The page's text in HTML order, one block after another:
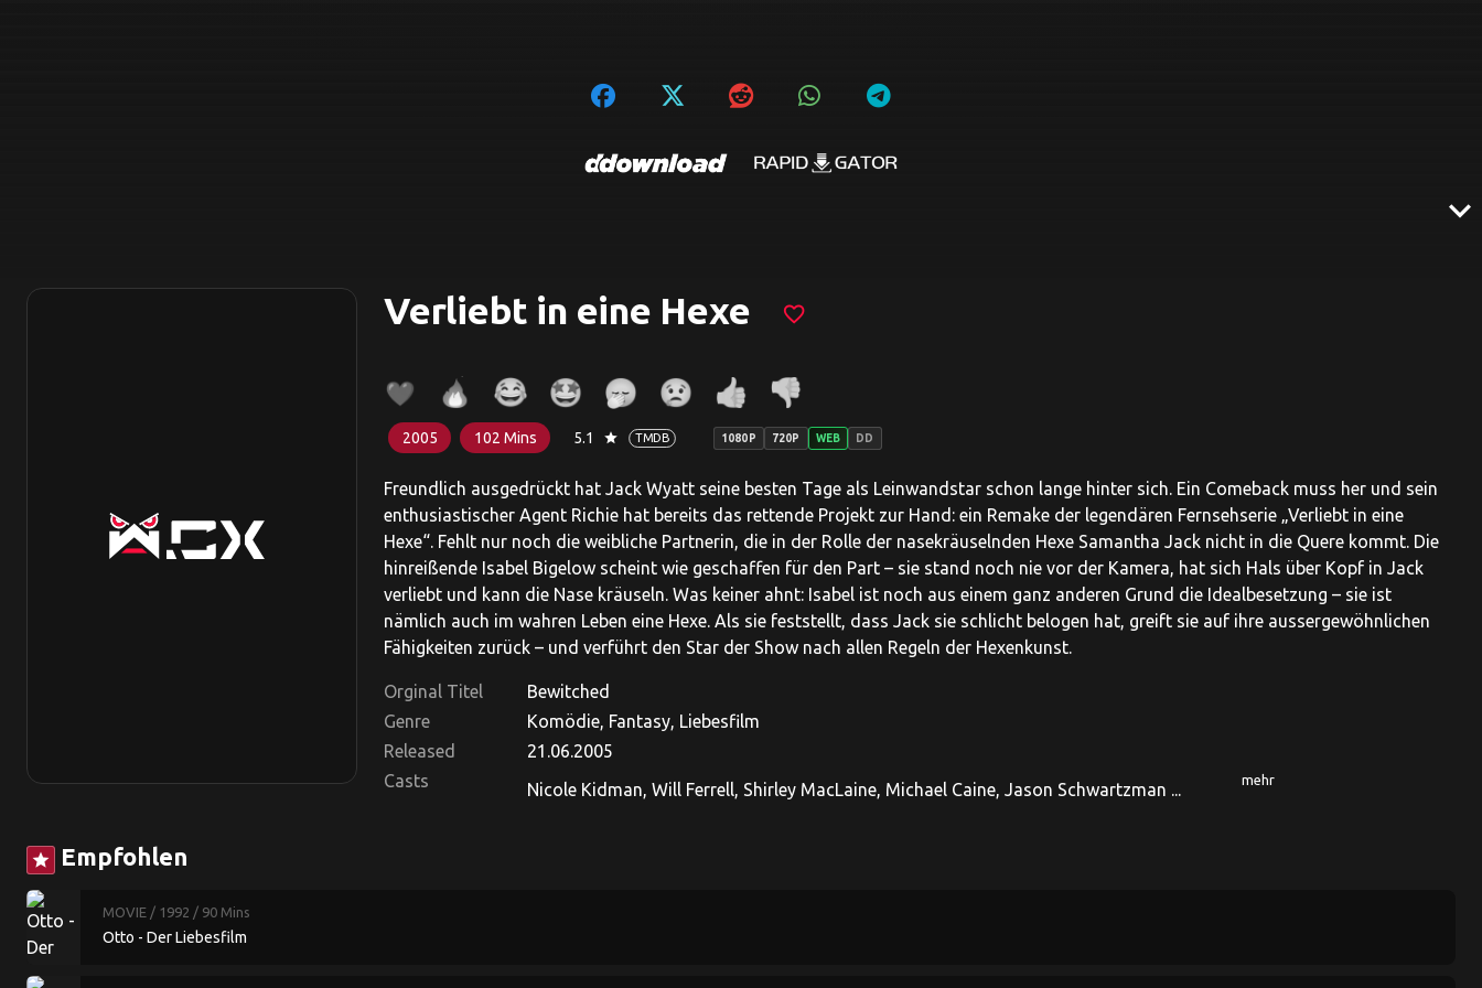
expand_more
Verliebt in eine Hexe favorite_border
2005 102 Mins 5.1 star TMDB 1080P 720P WEB DD
Freundlich ausgedrückt hat Jack Wyatt seine besten Tage als Leinwandstar schon lange hinter sich. Ein Comeback muss her und sein
enthusiastischer Agent Richie hat bereits das rettende Projekt zur Hand: ein Remake der legendären Fernsehserie „Verliebt in eine
Hexe“. Fehlt nur noch die weibliche Partnerin, die in der Rolle der nasekräuselnden Hexe Samantha Jack nicht in die Quere kommt. Die
hinreißende Isabel Bigelow scheint wie geschaffen für den Part – sie stand noch nie vor der Kamera, hat sich Hals über Kopf in Jack
verliebt und kann die Nase kräuseln. Was keiner ahnt: Isabel ist noch aus einem ganz anderen Grund die Idealbesetzung – sie ist
nämlich auch im wahren Leben eine Hexe. Als sie feststellt, dass Jack sie schlicht belogen hat, greift sie auf ihre aussergewöhnlichen
Fähigkeiten zurück – und verführt den Star der Show nach allen Regeln der Hexenkunst.
Orginal Titel
Bewitched
Genre
Komödie, Fantasy, Liebesfilm
Released
21.06.2005
Casts
Nicole Kidman, Will Ferrell, Shirley MacLaine, Michael Caine, Jason Schwartzman ...
mehr
star Empfohlen
MOVIE / 1992 / 90 Mins
Otto - Der Liebesfilm